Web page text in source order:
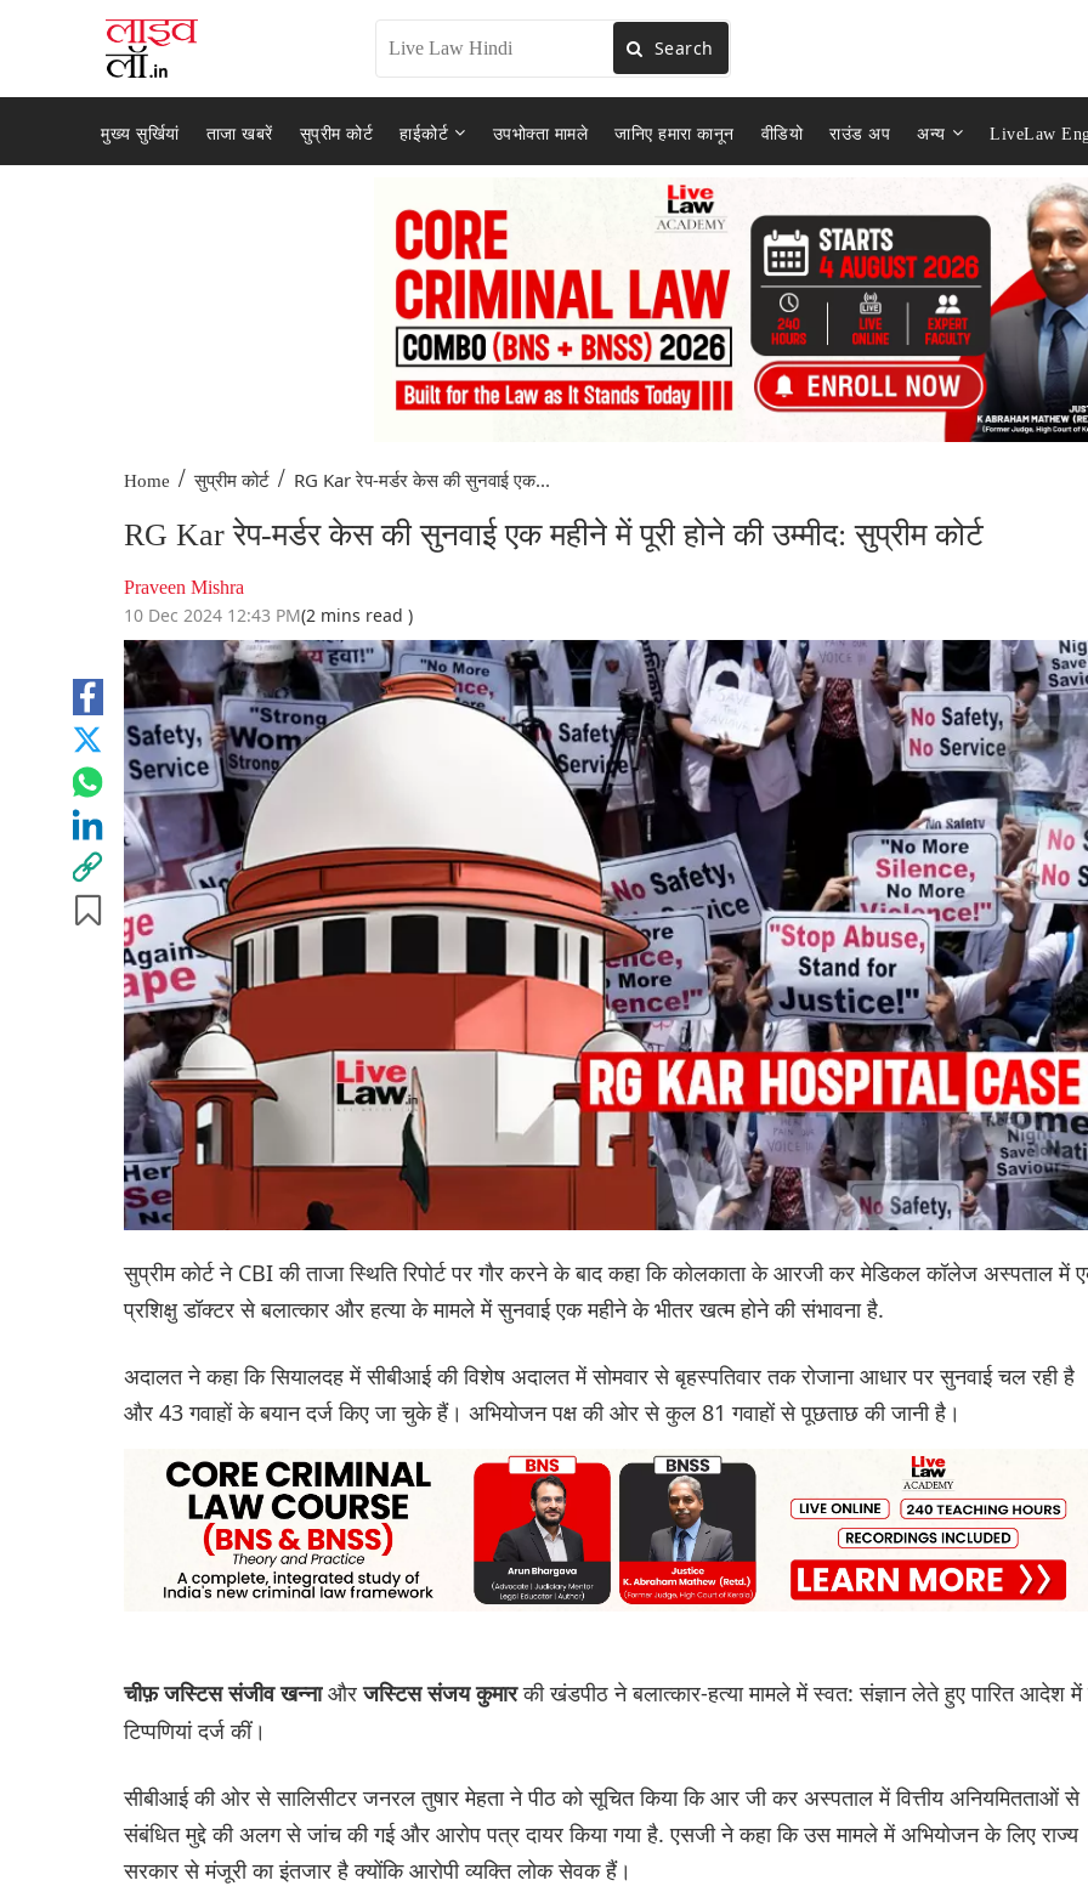
Search
मुख्य सुर्खियां ताजा खबरें सुप्रीम कोर्ट हाईकोर्ट उपभोक्ता मामले जानिए हमारा कानून वीडियो राउंड अप अन्य LiveLaw
Home / सुप्रीम कोर्ट / RG Kar रेप-मर्डर केस की सुनवाई एक...
RG Kar रेप-मर्डर केस की सुनवाई एक महीने में पूरी होने की उम्मीद: सुप्रीम कोर्ट
Praveen Mishra
10 Dec 2024 12:43 PM(2 mins read )
सुप्रीम कोर्ट ने CBI की ताजा स्थिति रिपोर्ट पर गौर करने के बाद कहा कि कोलकाता के आरजी कर मेडिकल कॉलेज अस्पताल में
प्रशिक्षु डॉक्टर से बलात्कार और हत्या के मामले में सुनवाई एक महीने के भीतर खत्म होने की संभावना है.
अदालत ने कहा कि सियालदह में सीबीआई की विशेष अदालत में सोमवार से बृहस्पतिवार तक रोजाना आधार पर सुनवाई चल रही है
और 43 गवाहों के बयान दर्ज किए जा चुके हैं। अभियोजन पक्ष की ओर से कुल 81 गवाहों से पूछताछ की जानी है।
चीफ़ जस्टिस संजीव खन्ना औरजस्टिस संजय कुमारकी खंडपीठ ने बलात्कार-हत्या मामले में स्वत: संज्ञान लेते हुए पारित आदेश
टिप्पणियां दर्ज कीं।
सीबीआई की ओर से सालिसीटर जनरल तुषार मेहता ने पीठ को सूचित किया कि आर जी कर अस्पताल में वित्तीय अनियमितताओं से
संबंधित मुद्दे की अलग से जांच की गई और आरोप पत्र दायर किया गया है. एसजी ने कहा कि उस मामले में अभियोजन के लिए राज्य
सरकार से मंजूरी का इंतजार है क्योंकि आरोपी व्यक्ति लोक सेवक हैं।